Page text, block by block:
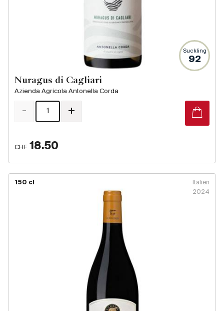
Suckling
92
Nuragus di Cagliari
Azienda Agrícola Antonella Corda
CHF 18.50
- +
150 cl
Italien
2024